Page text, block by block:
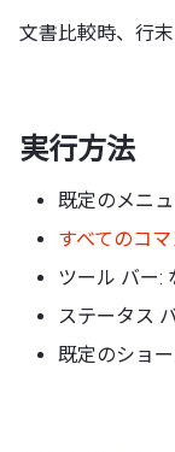
文書比較時、行末
実行方法
既定のメニ
すべてのコマ
ツール バー:
ステータス
既定のショ